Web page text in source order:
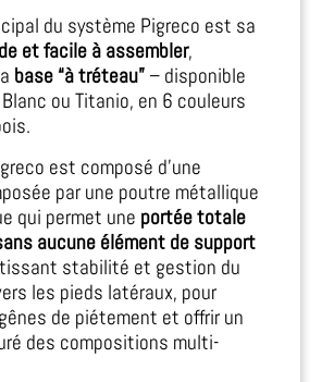
du système Pigreco est sa
et facile à assembler,
base “à tréteau” – disponible
ou Titanio, en 6 couleurs
est composé d’une
par une poutre métallique
qui permet une portée totale
aucune élément de support
stabilité et gestion du
les pieds latéraux, pour
de piétement et offrir un
des compositions multi-